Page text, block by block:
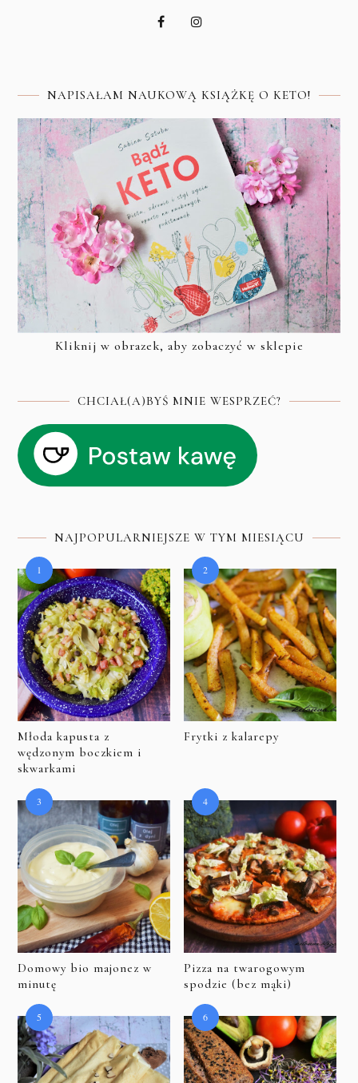
NAPISAŁAM NAUKOWĄ KSIĄŻKĘ O KETO!
Kliknij w obrazek, aby zobaczyć w sklepie
CHCIAŁ(A)BYŚ MNIE WESPRZEĆ?
NAJPOPULARNIEJSZE W TYM MIESIĄCU
Młoda kapusta z
wędzonym boczkiem i
skwarkami
Frytki z kalarepy
Domowy bio majonez w
minutę
Pizza na twarogowym
spodzie (bez mąki)